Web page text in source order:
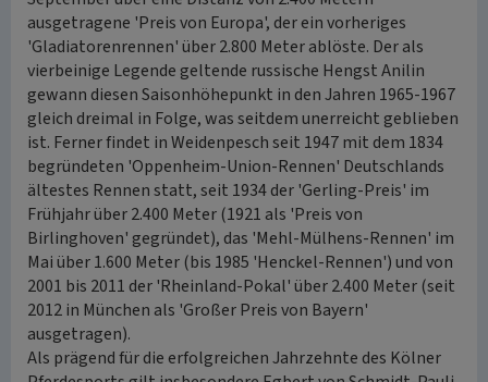
ausgetragene 'Preis von Europa', der ein vorheriges
'Gladiatorenrennen' über 2.800 Meter ablöste. Der als
vierbeinige Legende geltende russische Hengst Anilin
gewann diesen Saisonhöhepunkt in den Jahren 1965-1967
gleich dreimal in Folge, was seitdem unerreicht geblieben
ist. Ferner findet in Weidenpesch seit 1947 mit dem 1834
begründeten 'Oppenheim-Union-Rennen' Deutschlands
ältestes Rennen statt, seit 1934 der 'Gerling-Preis' im
Frühjahr über 2.400 Meter (1921 als 'Preis von
Birlinghoven' gegründet), das 'Mehl-Mülhens-Rennen' im
Mai über 1.600 Meter (bis 1985 'Henckel-Rennen') und von
2001 bis 2011 der 'Rheinland-Pokal' über 2.400 Meter (seit
2012 in München als 'Großer Preis von Bayern'
ausgetragen).
Als prägend für die erfolgreichen Jahrzehnte des Kölner